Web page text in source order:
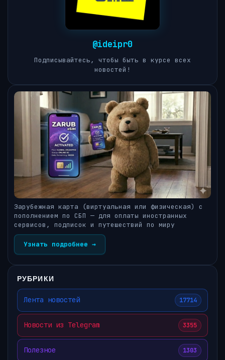
@ideipr0
Подписывайтесь, чтобы быть в курсе всех
новостей!
Зарубежная карта (виртуальная или физическая) с
пополнением по СБП — для оплаты иностранных
сервисов, подписок и путешествий по миру
Узнать подробнее →
РУБРИКИ
Лента новостей 17714
Новости из Telegram 3355
Полезное 1303